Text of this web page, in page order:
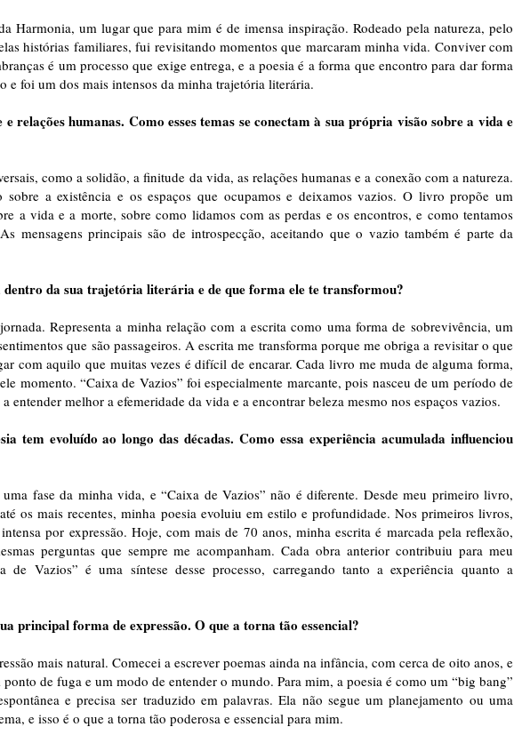
Harmonia, um lugar que para mim é de imensa inspiração. Rodeado pela natureza, pelo
histórias familiares, fui revisitando momentos que marcaram minha vida. Conviver com
é um processo que exige entrega, e a poesia é a forma que encontro para dar forma
e foi um dos mais intensos da minha trajetória literária.
relações humanas. Como esses temas se conectam à sua própria visão sobre a vida e
como a solidão, a finitude da vida, as relações humanas e a conexão com a natureza.
a existência e os espaços que ocupamos e deixamos vazios. O livro propõe um
a vida e a morte, sobre como lidamos com as perdas e os encontros, e como tentamos
mensagens principais são de introspecção, aceitando que o vazio também é parte da
dentro da sua trajetória literária e de que forma ele te transformou?
Representa a minha relação com a escrita como uma forma de sobrevivência, um
que são passageiros. A escrita me transforma porque me obriga a revisitar o que
com aquilo que muitas vezes é difícil de encarar. Cada livro me muda de alguma forma,
momento. “Caixa de Vazios” foi especialmente marcante, pois nasceu de um período de
entender melhor a efemeridade da vida e a encontrar beleza mesmo nos espaços vazios.
tem evoluído ao longo das décadas. Como essa experiência acumulada influenciou
fase da minha vida, e “Caixa de Vazios” não é diferente. Desde meu primeiro livro,
os mais recentes, minha poesia evoluiu em estilo e profundidade. Nos primeiros livros,
por expressão. Hoje, com mais de 70 anos, minha escrita é marcada pela reflexão,
perguntas que sempre me acompanham. Cada obra anterior contribuiu para meu
de Vazios” é uma síntese desse processo, carregando tanto a experiência quanto a
principal forma de expressão. O que a torna tão essencial?
mais natural. Comecei a escrever poemas ainda na infância, com cerca de oito anos, e
de fuga e um modo de entender o mundo. Para mim, a poesia é como um “big bang”
e precisa ser traduzido em palavras. Ela não segue um planejamento ou uma
e isso é o que a torna tão poderosa e essencial para mim.